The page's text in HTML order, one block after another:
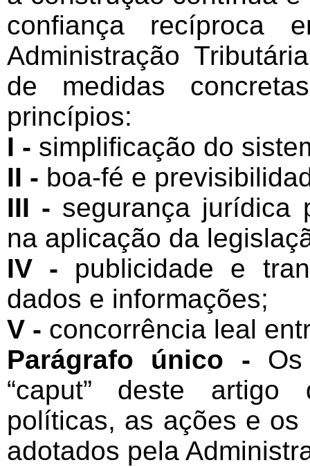
confiança recíproca
Administração
de medidas
princípios:
I - simplificação do
II - boa-fé e
III - segurança jurídica
na aplicação da
IV - publicidade e
dados e informações;
V - concorrência leal
Parágrafo único - Os
“caput” deste
políticas, as ações e
adotados pela